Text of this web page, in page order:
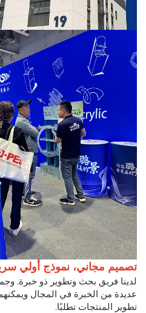
تصميم مجاني، نموذج أولي سريع
لدينا فريق بحث وتطوير ذو خبرة.
عديدة من الخبرة في المجال
تطوير المنتجات تطلبًا.